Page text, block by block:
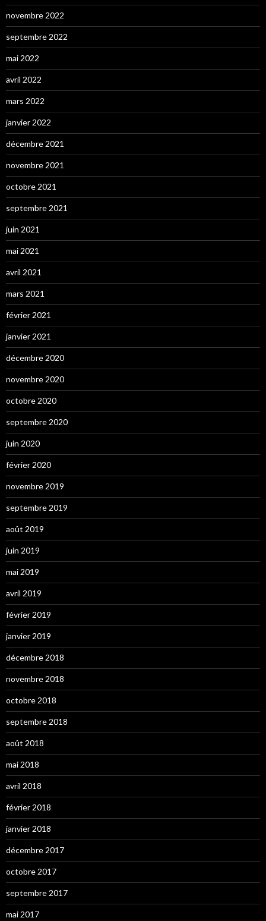
novembre 2022
septembre 2022
mai 2022
avril 2022
mars 2022
janvier 2022
décembre 2021
novembre 2021
octobre 2021
septembre 2021
juin 2021
mai 2021
avril 2021
mars 2021
février 2021
janvier 2021
décembre 2020
novembre 2020
octobre 2020
septembre 2020
juin 2020
février 2020
novembre 2019
septembre 2019
août 2019
juin 2019
mai 2019
avril 2019
février 2019
janvier 2019
décembre 2018
novembre 2018
octobre 2018
septembre 2018
août 2018
mai 2018
avril 2018
février 2018
janvier 2018
décembre 2017
octobre 2017
septembre 2017
mai 2017